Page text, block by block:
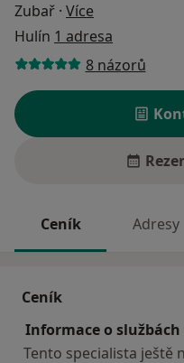
Zubař · Více
Hulín 1 adresa
8 názorů
Ceník Adresy
Ceník
Informace o
Tento specialista ještě